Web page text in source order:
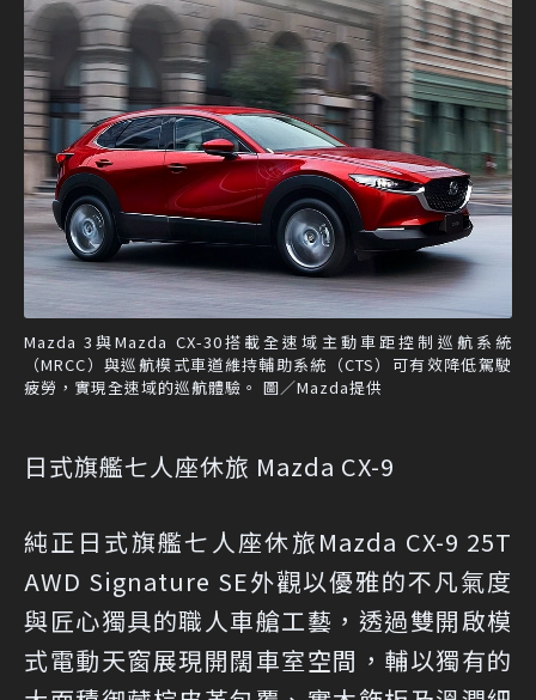
Mazda 3與Mazda CX-30搭載全速域主動車距控制巡航系統
（MRCC）與巡航模式車道維持輔助系統（CTS）可有效降低駕駛
疲勞，實現全速域的巡航體驗。 圖／Mazda提供
日式旗艦七人座休旅 Mazda CX-9
純正日式旗艦七人座休旅Mazda CX-9 25T
AWD Signature SE外觀以優雅的不凡氣度
與匠心獨具的職人車艙工藝，透過雙開啟模
式電動天窗展現開闊車室空間，輔以獨有的